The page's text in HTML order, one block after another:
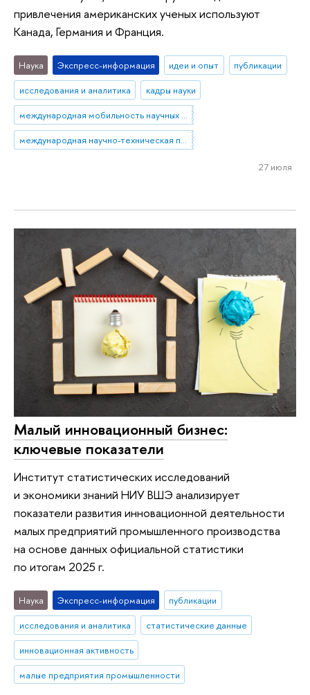
привлечения американских ученых используют
Канада, Германия и Франция.
Наука Экспресс-информация идеи и опыт
публикации
исследования и аналитика
кадры науки
международная мобильность научных кадров
27 июля
Малый инновационный бизнес:
ключевые показатели
Институт статистических исследований
и экономики знаний НИУ ВШЭ анализирует
показатели развития инновационной деятельности
малых предприятий промышленного производства
на основе данных официальной статистики
по итогам 2025 г.
Наука Экспресс-информация
публикации
исследования и аналитика
статистические данные
инновационная активность
малые предприятия промышленности